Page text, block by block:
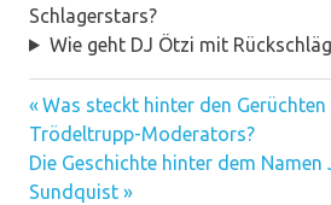
Schlagerstars?
Wie geht DJ Ötzi mit
Beitragsnavigation
Vorheriger
Beitrag:
Was steckt hinter den
Trödeltrupp-Moderators?
Nächster
Beitrag:
Die Geschichte hinter dem Namen
Sundquist